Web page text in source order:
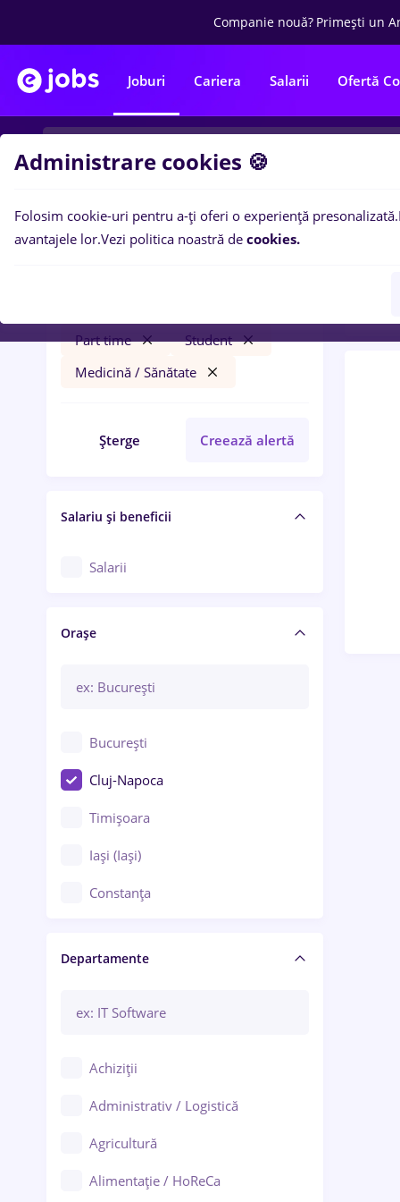
Companie nouă? Primești un
Joburi Cariera Salarii Ofertă
Filtre
Part time
Student
Medicină / Sănătate
Șterge Creează alertă
Salariu și beneficii
Salarii
Orașe
București
Cluj-Napoca
Timișoara
Iași (Iași)
Constanța
Brașov
Bacău
Galați (Galați)
Ploiești
Departamente
Achiziții
Administrativ / Logistică
Agricultură
Alimentație / HoReCa
0
Administrare cookies 🍪
Folosim cookie-uri pentru a-ți oferi o experiență presonalizată.
avantajele lor.Vezi politica noastră de cookies.